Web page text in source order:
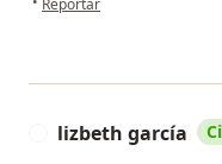
Reportar
lizbeth garcía